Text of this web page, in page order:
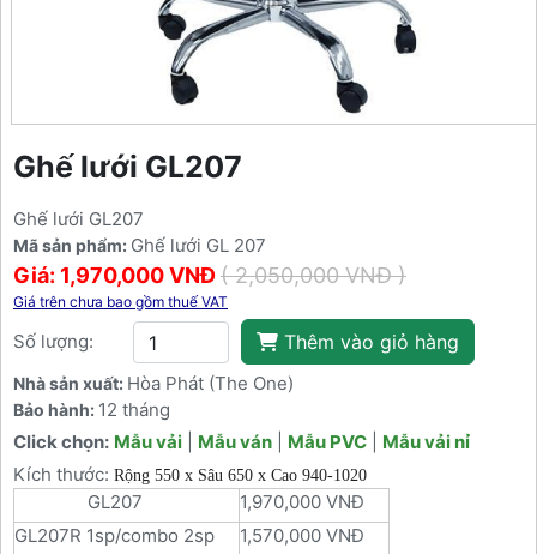
Ghế lưới GL207
Ghế lưới GL207
Mã sản phẩm: Ghế lưới GL 207
Giá: 1,970,000 VNĐ( 2,050,000 VNĐ )
Giá trên chưa bao gồm thuế VAT
Số lượng: Thêm vào giỏ hàng
Nhà sản xuất: Hòa Phát (The One)
Bảo hành: 12 tháng
Click chọn: Mẫu vải Mẫu ván Mẫu PVC
Mẫu vải nỉ
Kích thước: Rộng 550 x Sâu 650 x Cao 940-1020
GL207
1,970,000 VNĐ
GL207R 1sp/combo 2sp
1,570,000 VNĐ